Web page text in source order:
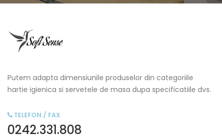
Putem adapta dimensiunile produselor din categoriile
hartie igienica si servetele de masa dupa specificatiile dvs.
TELEFON / FAX
0242.331.808